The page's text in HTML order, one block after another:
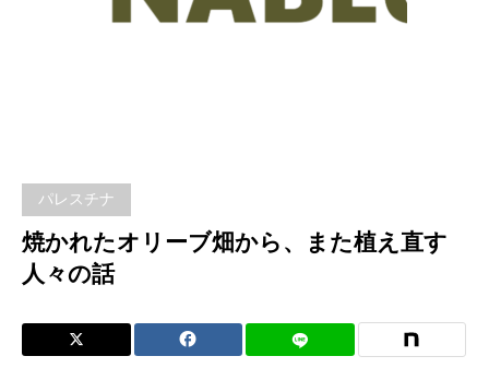
ら、
直す
パレスチナ
焼かれたオリーブ畑から、また植え直す
人々の話